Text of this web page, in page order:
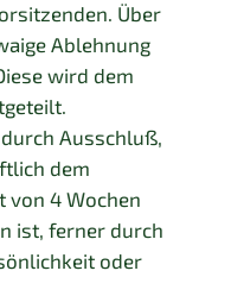
Über
Ablehnung
wird dem
Ausschluß,
dem
von 4 Wochen
ist, ferner durch
oder